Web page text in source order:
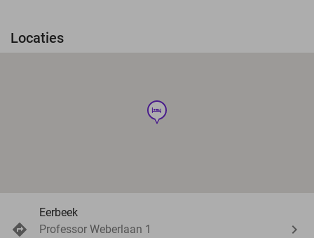
Locaties
hotel
Eerbeek
Professor Weberlaan 1